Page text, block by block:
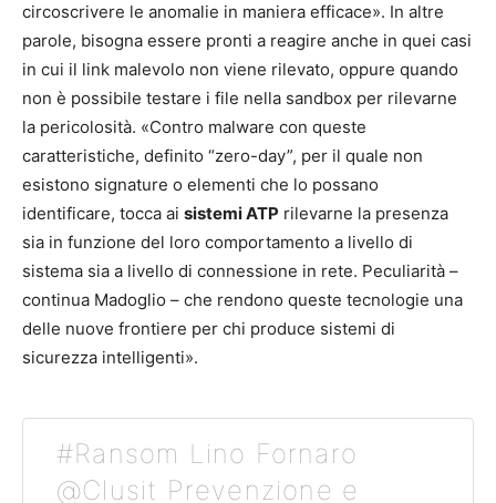
circoscrivere le anomalie in maniera efficace». In altre
parole, bisogna essere pronti a reagire anche in quei casi
in cui il link malevolo non viene rilevato, oppure quando
non è possibile testare i file nella sandbox per rilevarne
la pericolosità. «Contro malware con queste
caratteristiche, definito “zero-day”, per il quale non
esistono signature o elementi che lo possano
identificare, tocca ai sistemi ATP rilevarne la presenza
sia in funzione del loro comportamento a livello di
sistema sia a livello di connessione in rete. Peculiarità –
continua Madoglio – che rendono queste tecnologie una
delle nuove frontiere per chi produce sistemi di
sicurezza intelligenti».
#Ransom Lino Fornaro
@Clusit Prevenzione e